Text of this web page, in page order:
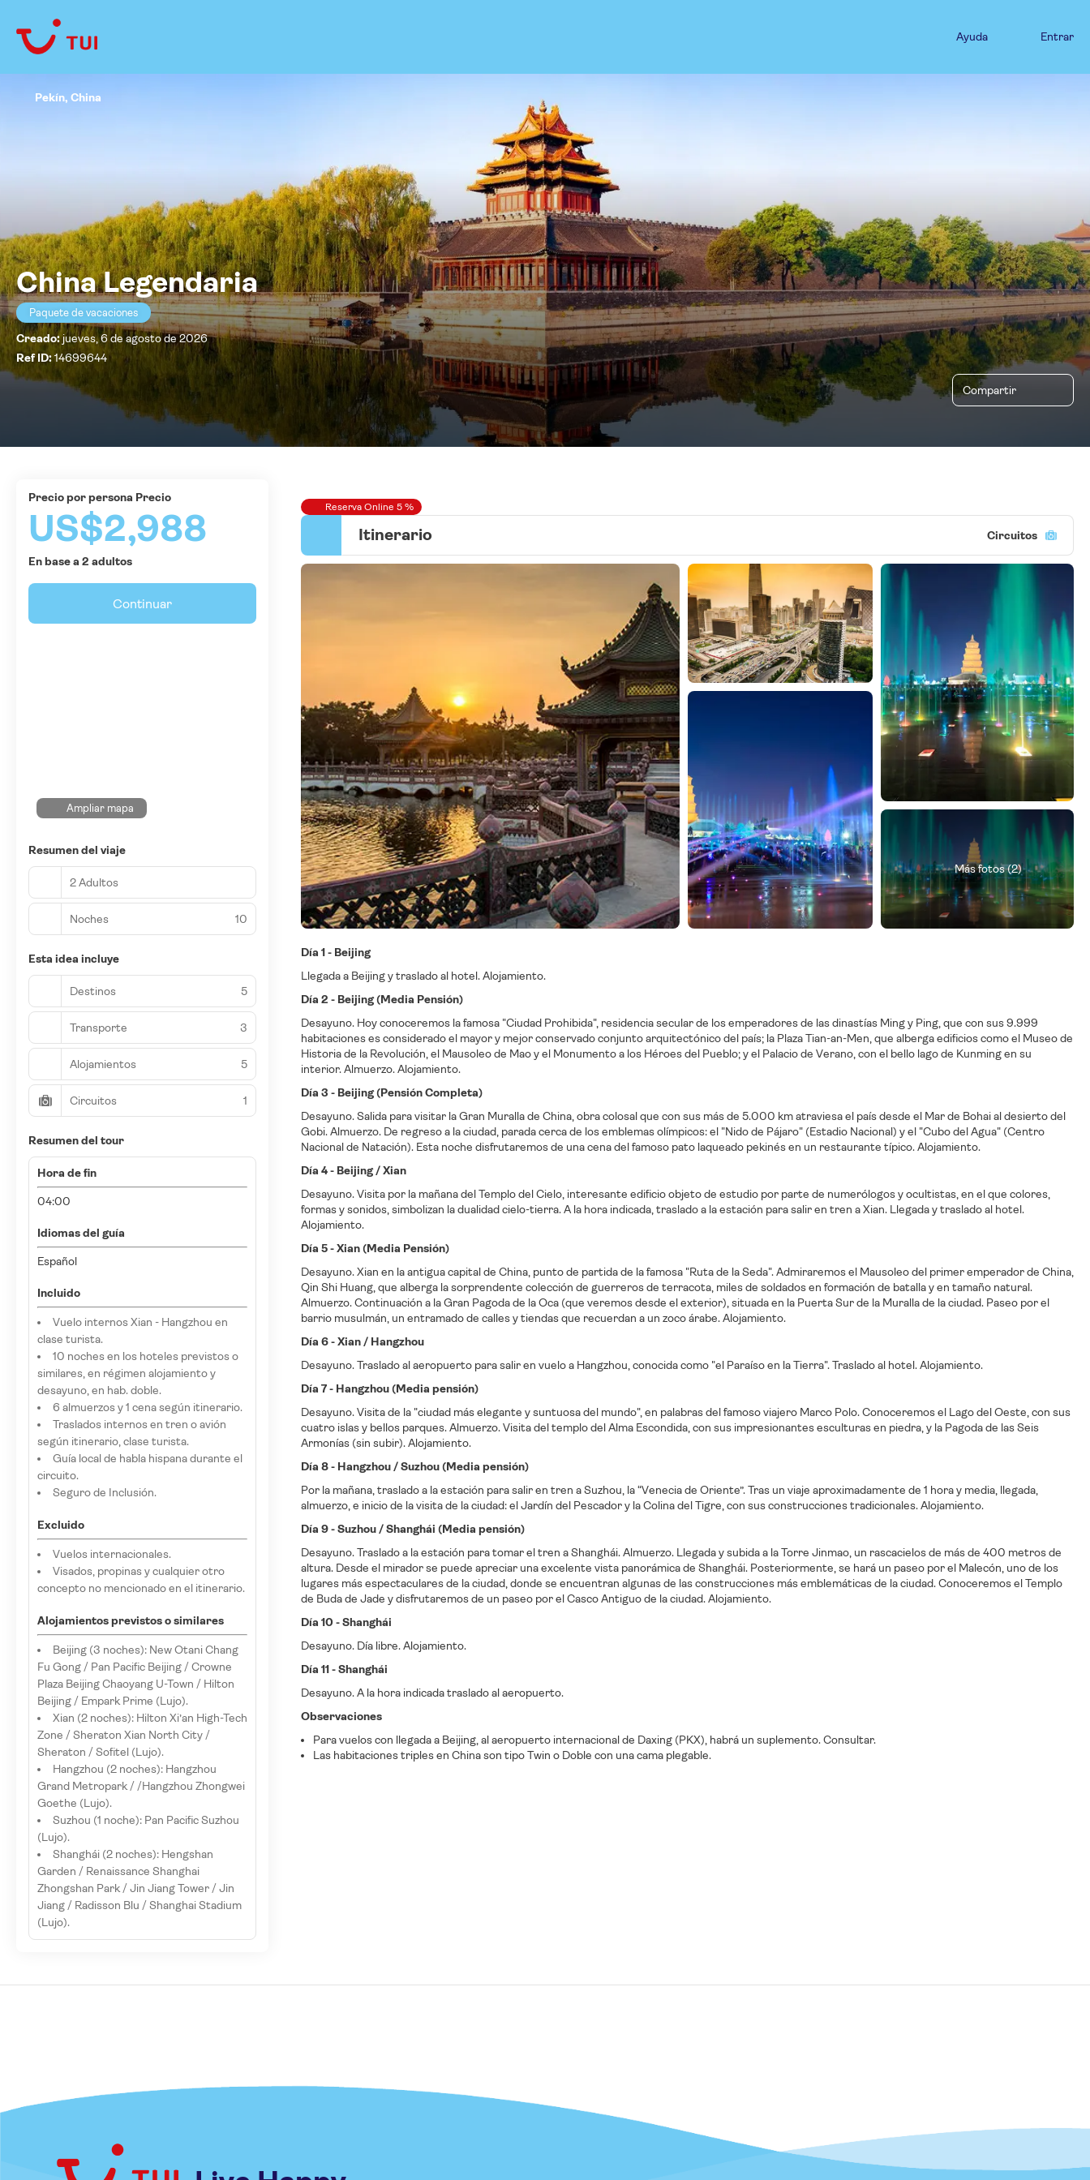
Ayuda Entrar
China Legendaria
Paquete de vacaciones
Creado:jueves, 6 de agosto de 2026
Ref ID:14699644
Compartir
Pekín, China
Reserva Online 5 %
Itinerario Circuitos
Más fotos (2)
Día 1 - Beijing
Llegada a Beijing y traslado al hotel. Alojamiento.
Día 2 - Beijing (Media Pensión)
Desayuno. Hoy conoceremos la famosa "Ciudad Prohibida", residencia secular de los emperadores de las dinastías Ming y Ping, que con sus 9.999
habitaciones es considerado el mayor y mejor conservado conjunto arquitectónico del país; la Plaza Tian-an-Men, que alberga edificios como el Museo de
Historia de la Revolución, el Mausoleo de Mao y el Monumento a los Héroes del Pueblo; y el Palacio de Verano, con el bello lago de Kunming en su
interior. Almuerzo. Alojamiento.
Día 3 - Beijing (Pensión Completa)
Desayuno. Salida para visitar la Gran Muralla de China, obra colosal que con sus más de 5.000 km atraviesa el país desde el Mar de Bohai al desierto del
Gobi. Almuerzo. De regreso a la ciudad, parada cerca de los emblemas olímpicos: el "Nido de Pájaro" (Estadio Nacional) y el "Cubo del Agua" (Centro
Nacional de Natación). Esta noche disfrutaremos de una cena del famoso pato laqueado pekinés en un restaurante típico. Alojamiento.
Día 4 - Beijing / Xian
Desayuno. Visita por la mañana del Templo del Cielo, interesante edificio objeto de estudio por parte de numerólogos y ocultistas, en el que colores,
formas y sonidos, simbolizan la dualidad cielo-tierra. A la hora indicada, traslado a la estación para salir en tren a Xian. Llegada y traslado al hotel.
Alojamiento.
Día 5 - Xian (Media Pensión)
Desayuno. Xian en la antigua capital de China, punto de partida de la famosa "Ruta de la Seda". Admiraremos el Mausoleo del primer emperador de China,
Qin Shi Huang, que alberga la sorprendente colección de guerreros de terracota, miles de soldados en formación de batalla y en tamaño natural.
Almuerzo. Continuación a la Gran Pagoda de la Oca (que veremos desde el exterior), situada en la Puerta Sur de la Muralla de la ciudad. Paseo por el
barrio musulmán, un entramado de calles y tiendas que recuerdan a un zoco árabe. Alojamiento.
Día 6 - Xian / Hangzhou
Desayuno. Traslado al aeropuerto para salir en vuelo a Hangzhou, conocida como "el Paraíso en la Tierra". Traslado al hotel. Alojamiento.
Día 7 - Hangzhou (Media pensión)
Desayuno. Visita de la "ciudad más elegante y suntuosa del mundo", en palabras del famoso viajero Marco Polo. Conoceremos el Lago del Oeste, con sus
cuatro islas y bellos parques. Almuerzo. Visita del templo del Alma Escondida, con sus impresionantes esculturas en piedra, y la Pagoda de las Seis
Armonías (sin subir). Alojamiento.
Día 8 - Hangzhou / Suzhou (Media pensión)
Por la mañana, traslado a la estación para salir en tren a Suzhou, la “Venecia de Oriente”. Tras un viaje aproximadamente de 1 hora y media, llegada,
almuerzo, e inicio de la visita de la ciudad: el Jardín del Pescador y la Colina del Tigre, con sus construcciones tradicionales. Alojamiento.
Día 9 - Suzhou / Shanghái (Media pensión)
Desayuno. Traslado a la estación para tomar el tren a Shanghái. Almuerzo. Llegada y subida a la Torre Jinmao, un rascacielos de más de 400 metros de
altura. Desde el mirador se puede apreciar una excelente vista panorámica de Shanghái. Posteriormente, se hará un paseo por el Malecón, uno de los
lugares más espectaculares de la ciudad, donde se encuentran algunas de las construcciones más emblemáticas de la ciudad. Conoceremos el Templo
de Buda de Jade y disfrutaremos de un paseo por el Casco Antiguo de la ciudad. Alojamiento.
Día 10 - Shanghái
Desayuno. Día libre. Alojamiento.
Día 11 - Shanghái
Desayuno. A la hora indicada traslado al aeropuerto.
Observaciones
Para vuelos con llegada a Beijing, al aeropuerto internacional de Daxing (PKX), habrá un suplemento. Consultar.
Las habitaciones triples en China son tipo Twin o Doble con una cama plegable.
precio por persona Precio
US$2,988
En base a 2 adultos
Continuar
Ampliar mapa
Resumen del viaje
2 Adultos
Noches 10
Esta idea incluye
Destinos 5
Transporte 3
Alojamientos 5
Circuitos 1
Resumen del tour
Hora de fin
04:00
Idiomas del guía
Español
Incluido
Vuelo internos Xian - Hangzhou en
clase turista.
10 noches en los hoteles previstos o
similares, en régimen alojamiento y
desayuno, en hab. doble.
6 almuerzos y 1 cena según itinerario.
Traslados internos en tren o avión
según itinerario, clase turista.
Guía local de habla hispana durante el
circuito.
Seguro de Inclusión.
Excluido
Vuelos internacionales.
Visados, propinas y cualquier otro
concepto no mencionado en el itinerario.
Alojamientos previstos o similares
Beijing (3 noches): New Otani Chang
Fu Gong / Pan Pacific Beijing / Crowne
Plaza Beijing Chaoyang U-Town / Hilton
Beijing / Empark Prime (Lujo).
Xian (2 noches): Hilton Xi’an High-Tech
Zone / Sheraton Xian North City /
Sheraton / Sofitel (Lujo).
Hangzhou (2 noches): Hangzhou
Grand Metropark / /Hangzhou Zhongwei
Goethe (Lujo).
Suzhou (1 noche): Pan Pacific Suzhou
(Lujo).
Shanghái (2 noches): Hengshan
Garden / Renaissance Shanghai
Zhongshan Park / Jin Jiang Tower / Jin
Jiang / Radisson Blu / Shanghai Stadium
(Lujo).